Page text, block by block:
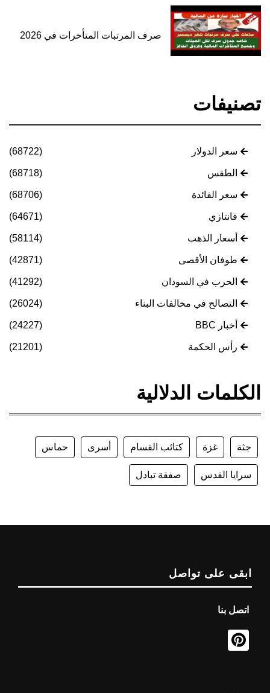
صرف المرتبات المتأخرات في 2026
تصنيفات
سعر الدولار (68722)
الطقس (68718)
سعر الفائدة (68706)
فانتازي (64671)
أسعار الذهب (58114)
طوفان الأقصى (42871)
الحرب في السودان (41292)
التصالح في مخالفات البناء (26024)
أخبار BBC (24227)
رأس الحكمة (21201)
الكلمات الدلالية
جثة غزة كتائب القسام أسرى حماس
سرايا القدس صفقة تبادل
ابقى على تواصل
اتصل بنا